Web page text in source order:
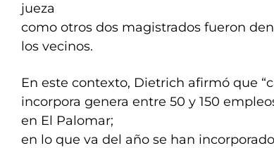
jueza
como otros dos magistrados fueron
los vecinos.
En este contexto, Dietrich afirmó que
incorpora genera entre 50 y 150
en El Palomar;
en lo que va del año se han